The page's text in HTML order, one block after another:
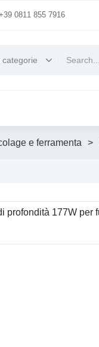
0811 855 7916
e ferramenta >